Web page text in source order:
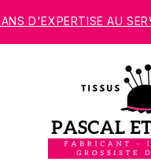
D'EXPERTISE AU